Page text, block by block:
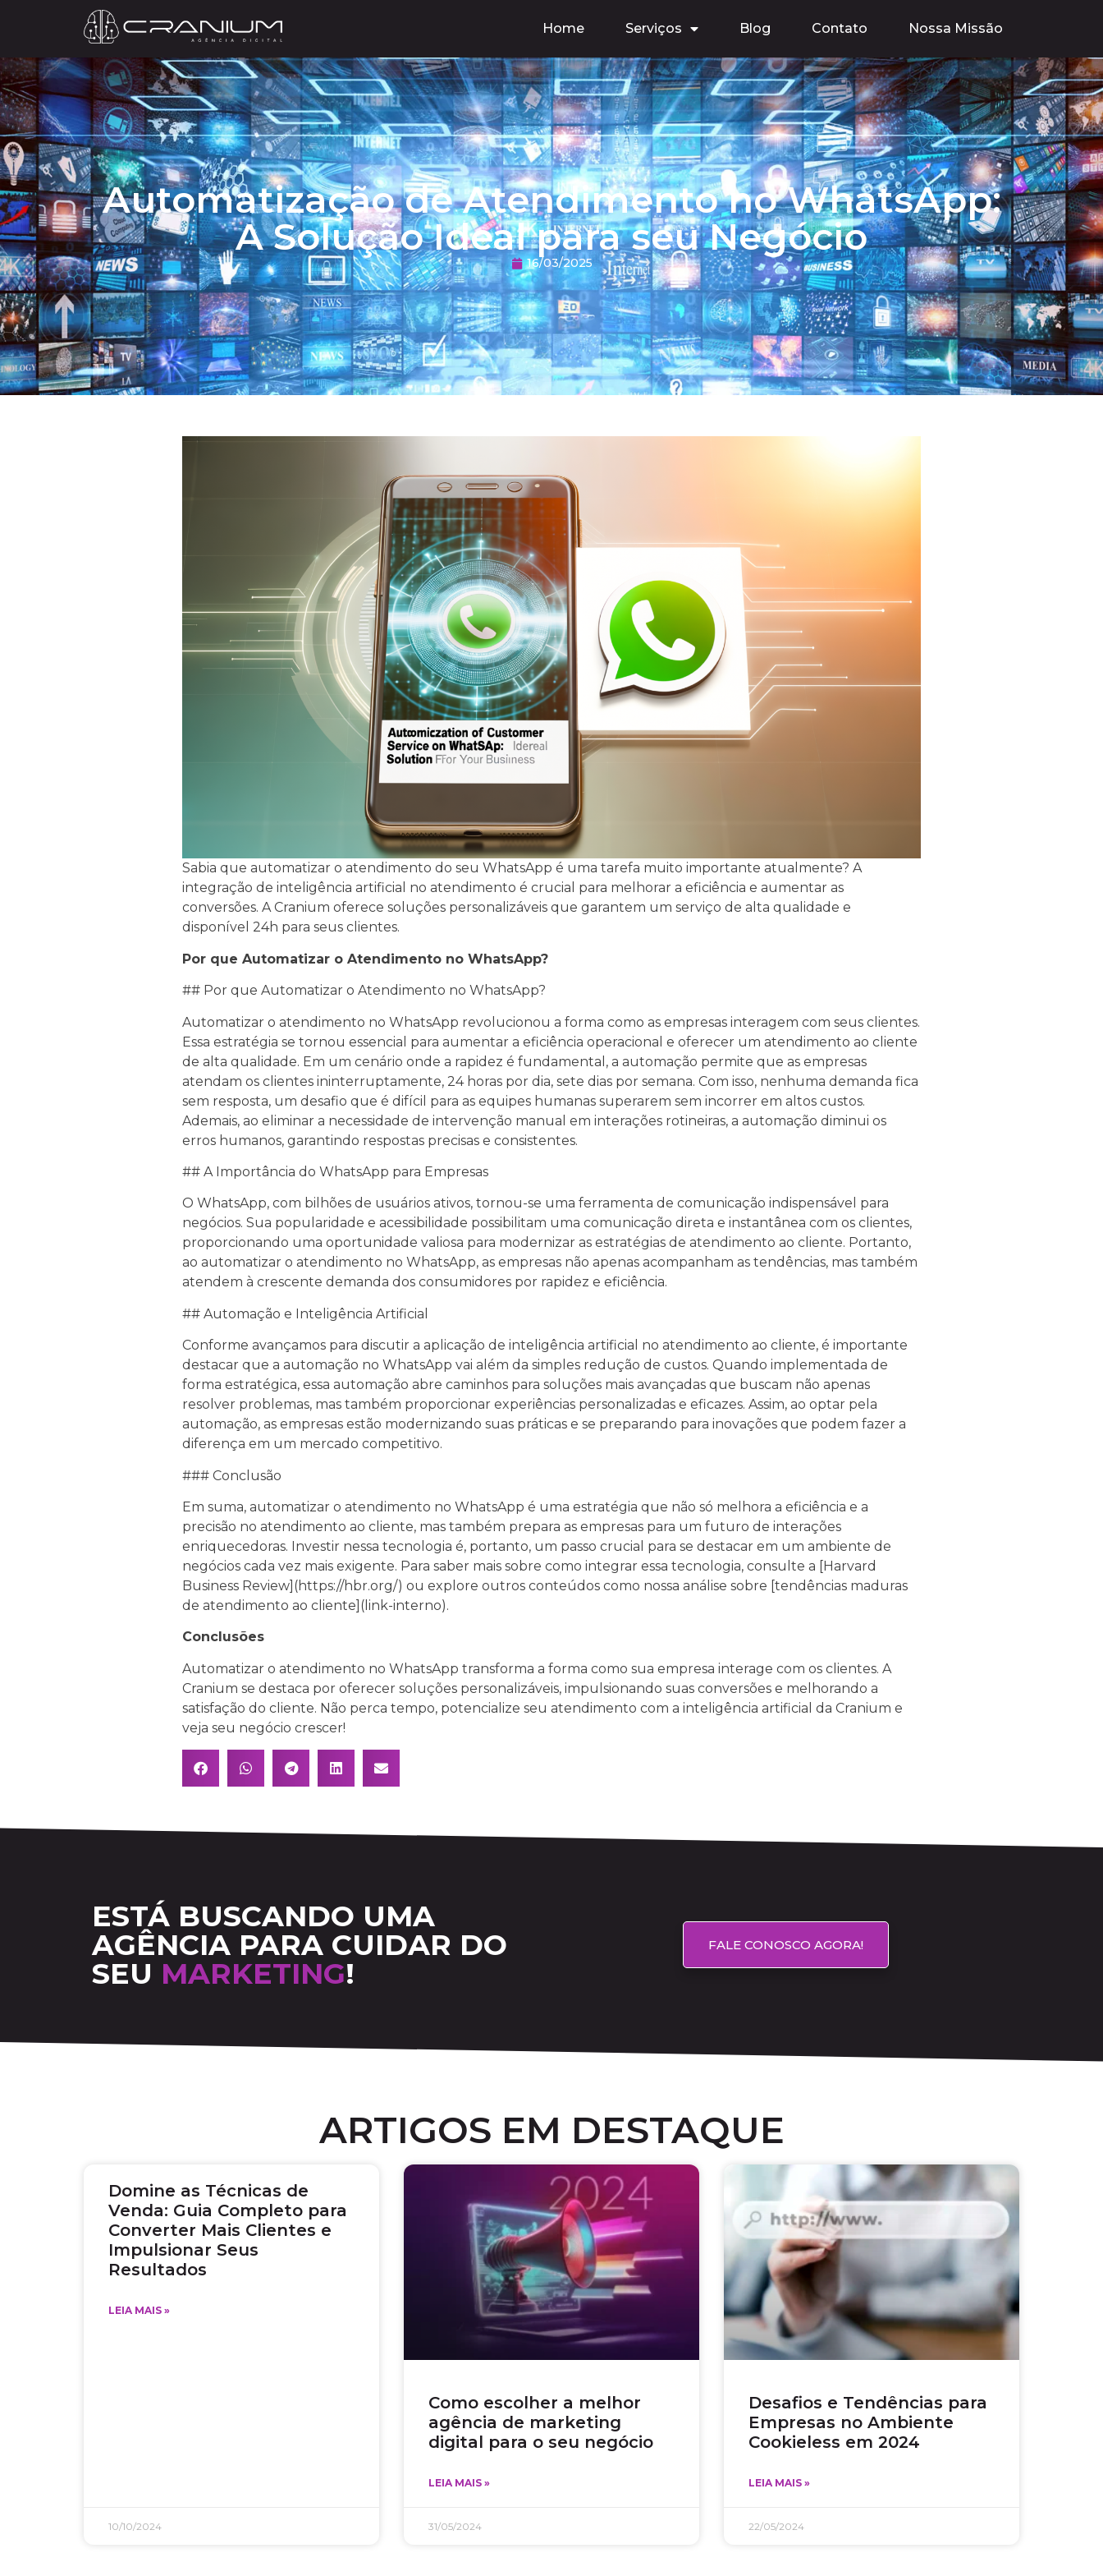
Home Serviços Blog Contato Nossa Missão
Automatização de Atendimento no WhatsApp:
A Solução Ideal para seu Negócio
16/03/2025
Sabia que automatizar o atendimento do seu WhatsApp é uma tarefa muito importante atualmente? A
integração de inteligência artificial no atendimento é crucial para melhorar a eficiência e aumentar as
conversões. A Cranium oferece soluções personalizáveis que garantem um serviço de alta qualidade e
disponível 24h para seus clientes.
Por que Automatizar o Atendimento no WhatsApp?
## Por que Automatizar o Atendimento no WhatsApp?
Automatizar o atendimento no WhatsApp revolucionou a forma como as empresas interagem com seus clientes.
Essa estratégia se tornou essencial para aumentar a eficiência operacional e oferecer um atendimento ao cliente
de alta qualidade. Em um cenário onde a rapidez é fundamental, a automação permite que as empresas
atendam os clientes ininterruptamente, 24 horas por dia, sete dias por semana. Com isso, nenhuma demanda fica
sem resposta, um desafio que é difícil para as equipes humanas superarem sem incorrer em altos custos.
Ademais, ao eliminar a necessidade de intervenção manual em interações rotineiras, a automação diminui os
erros humanos, garantindo respostas precisas e consistentes.
## A Importância do WhatsApp para Empresas
O WhatsApp, com bilhões de usuários ativos, tornou-se uma ferramenta de comunicação indispensável para
negócios. Sua popularidade e acessibilidade possibilitam uma comunicação direta e instantânea com os clientes,
proporcionando uma oportunidade valiosa para modernizar as estratégias de atendimento ao cliente. Portanto,
ao automatizar o atendimento no WhatsApp, as empresas não apenas acompanham as tendências, mas também
atendem à crescente demanda dos consumidores por rapidez e eficiência.
## Automação e Inteligência Artificial
Conforme avançamos para discutir a aplicação de inteligência artificial no atendimento ao cliente, é importante
destacar que a automação no WhatsApp vai além da simples redução de custos. Quando implementada de
forma estratégica, essa automação abre caminhos para soluções mais avançadas que buscam não apenas
resolver problemas, mas também proporcionar experiências personalizadas e eficazes. Assim, ao optar pela
automação, as empresas estão modernizando suas práticas e se preparando para inovações que podem fazer a
diferença em um mercado competitivo.
### Conclusão
Em suma, automatizar o atendimento no WhatsApp é uma estratégia que não só melhora a eficiência e a
precisão no atendimento ao cliente, mas também prepara as empresas para um futuro de interações
enriquecedoras. Investir nessa tecnologia é, portanto, um passo crucial para se destacar em um ambiente de
negócios cada vez mais exigente. Para saber mais sobre como integrar essa tecnologia, consulte a [Harvard
Business Review](https://hbr.org/) ou explore outros conteúdos como nossa análise sobre [tendências maduras
de atendimento ao cliente](link-interno).
Conclusões
Automatizar o atendimento no WhatsApp transforma a forma como sua empresa interage com os clientes. A
Cranium se destaca por oferecer soluções personalizáveis, impulsionando suas conversões e melhorando a
satisfação do cliente. Não perca tempo, potencialize seu atendimento com a inteligência artificial da Cranium e
veja seu negócio crescer!
ESTÁ BUSCANDO UMA
AGÊNCIA PARA CUIDAR DO
SEU MARKETING!
FALE CONOSCO AGORA!
ARTIGOS EM DESTAQUE
Domine as Técnicas de
Venda: Guia Completo para
Converter Mais Clientes e
Impulsionar Seus
Resultados
LEIA MAIS »
10/10/2024
Como escolher a melhor
agência de marketing
digital para o seu negócio
LEIA MAIS »
31/05/2024
Desafios e Tendências para
Empresas no Ambiente
Cookieless em 2024
LEIA MAIS »
22/05/2024